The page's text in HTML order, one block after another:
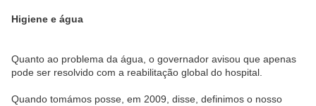
Higiene e água
Quanto ao problema da água, o governador avisou que apenas
pode ser resolvido com a reabilitação global do hospital.
Quando tomámos posse, em 2009, disse, definimos o nosso